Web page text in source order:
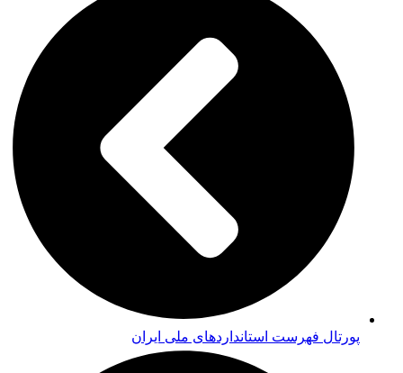
پورتال فهرست استانداردهای ملی ایران